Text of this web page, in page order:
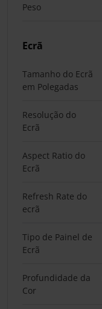
Peso
Ecrã
Tamanho do Ecrã
em Polegadas
Resolução do
Ecrã
Aspect Ratio do
Ecrã
Refresh Rate do
ecrã
Tipo de Painel de
Ecrã
Profundidade da
Cor